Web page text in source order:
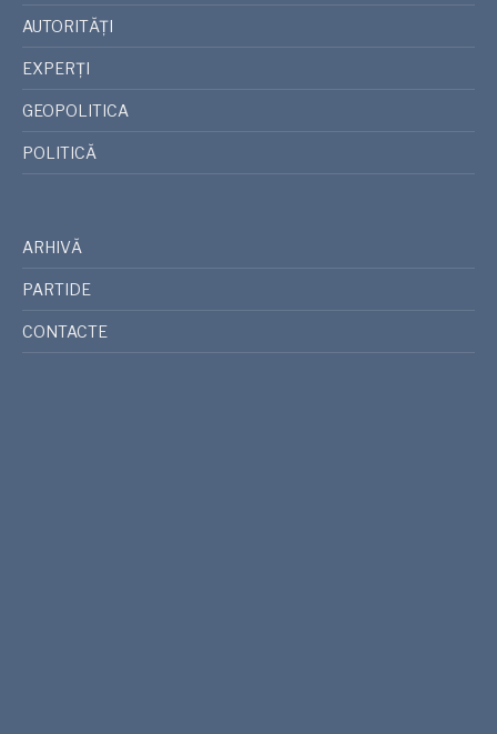
AUTORITĂȚI
EXPERȚI
GEOPOLITICA
POLITICĂ
ARHIVĂ
PARTIDE
CONTACTE